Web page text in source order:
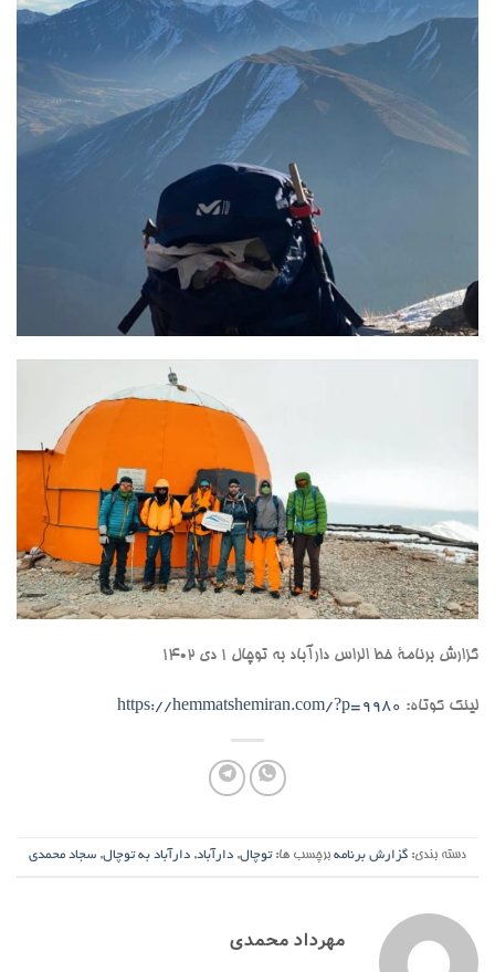
گزارش برنامۀ خط الراس دارآباد به توچال ۱ دی ۱۴۰۲
لینک کوتاه: https://hemmatshemiran.com/?p=9980
دسته بندی: گزارش برنامه برچسب ها:توچال, دارآباد, دارآباد به توچال, سجاد محمدی
مهرداد محمدی